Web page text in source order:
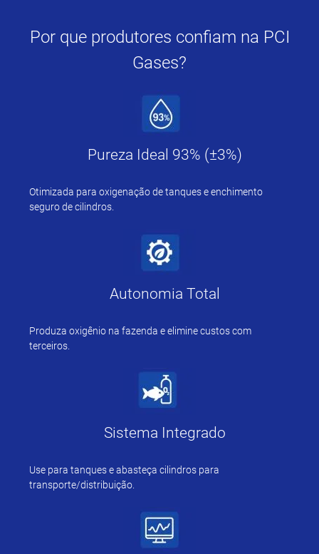
Por que produtores confiam na PCI
Gases?
Pureza Ideal 93% (±3%)
Otimizada para oxigenação de tanques e enchimento
seguro de cilindros.
Autonomia Total
Produza oxigênio na fazenda e elimine custos com
terceiros.
Sistema Integrado
Use para tanques e abasteça cilindros para
transporte/distribuição.